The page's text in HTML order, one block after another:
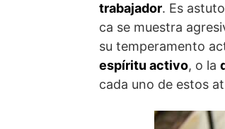
trabajador. Es
ca se muestra
su temperamento
espíritu activo, o la
cada uno de estos